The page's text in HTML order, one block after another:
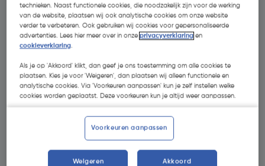
- 60 %
€ 8,18
| Excl. btw € 2,74
technieken. Naast functionele cookies, die noodzakelijk zijn voor de werking
van de website, plaatsen wij ook analytische cookies om onze website
verder te verbeteren. Ook gebruiken wij cookies voor gepersonaliseerde
advertenties. Lees hier meer over in onzeprivacyverklaring en
cookieverklaring.
Als je op 'Akkoord' klikt, dan geef je ons toestemming om alle cookies te
plaatsen. Kies je voor 'Weigeren', dan plaatsen wij alleen functionele en
analytische cookies. Via 'Voorkeuren aanpassen' kun je zelf instellen welke
cookies worden geplaatst. Deze voorkeuren kun je altijd weer aanpassen.
Voorkeuren aanpassen
Weigeren Akkoord